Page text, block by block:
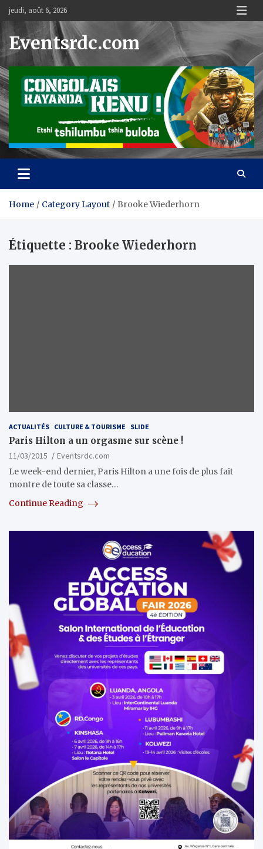
Skip
content
jeudi, août 6, 2026
Eventsrdc.com
Home Category Layout Brooke Wiederhorn
Étiquette : Brooke Wiederhorn
ACTUALITÉS CULTURE & TOURISME SLIDE
Paris Hilton a un orgasme sur scène !
11/03/2015
Eventsrdc.com
Le week-end dernier, Paris Hilton a une fois de plus fait
montre de toute sa classe…
Continue Reading